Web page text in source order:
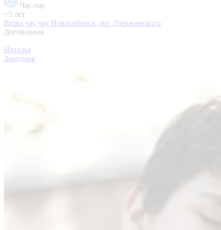
Чау-чау
~5 лет
Вязка чау чау Новосибирск, пр. Дзержинского
Договорная
Наталья
Заводчик